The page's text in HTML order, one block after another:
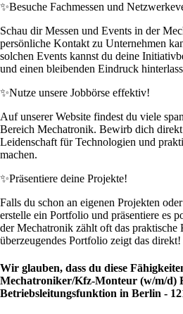
✨Besuche Fachmessen und
Schau dir Messen und Events in der
persönliche Kontakt zu Unternehmen
solchen Events kannst du deine
und einen bleibenden Eindruck
✨Nutze unsere Jobbörse effektiv!
Auf unserer Website findest du viele
Bereich Mechatronik. Bewirb dich
Leidenschaft für Technologien und
machen.
✨Präsentiere deine Projekte!
Falls du schon an eigenen Projekten
erstelle ein Portfolio und präsentiere es
der Mechatronik zählt oft das praktische
überzeugendes Portfolio zeigt das direkt!
Wir glauben, dass du diese
Mechatroniker/Kfz-Monteur (w/m/d)
Betriebsleitungsfunktion in Berlin -